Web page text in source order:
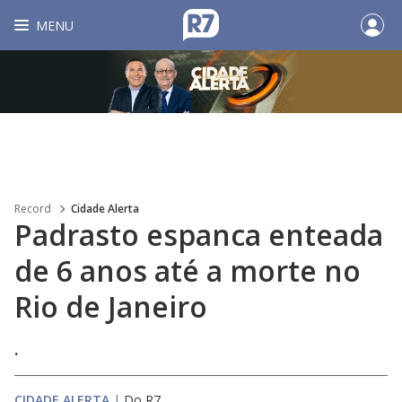
MENU
Record Cidade Alerta
Padrasto espanca enteada
de 6 anos até a morte no
Rio de Janeiro
.